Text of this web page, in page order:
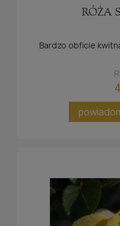
RÓŻA
Bardzo obficie